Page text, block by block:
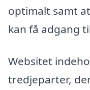
optimalt samt
kan få adgang
Websitet
tredjeparter,